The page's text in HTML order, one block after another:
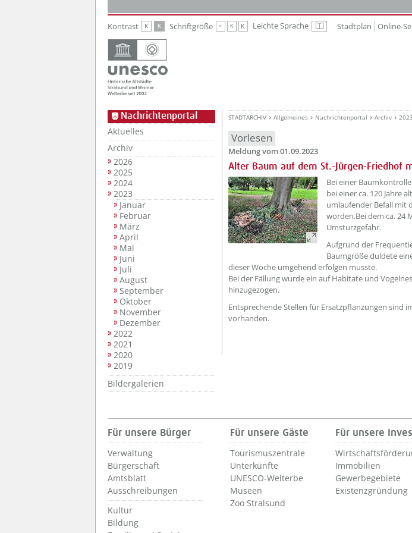
Kontrast K K Schriftgröße K K K Leichte Sprache Leichte Sprache
Stadtplan Online-
Nachrichtenportal
Aktuelles
Archiv
2026
2025
2024
2023
Januar
Februar
März
April
Mai
Juni
Juli
August
September
Oktober
November
Dezember
2022
2021
2020
2019
Bildergalerien
STADTARCHIV Allgemeines Nachrichtenportal Archiv 2023
Vorlesen
Meldung vom 01.09.2023
Alter Baum auf dem St.-Jürgen-Friedhof
???
Bei einer
bei einer ca. 120 Jahre
umlaufender Befall mit
worden.Bei dem ca. 24
Umsturzgefahr.
Aufgrund der
Baumgröße duldete
dieser Woche umgehend erfolgen musste.
Bei der Fällung wurde ein auf Habitate und
hinzugezogen.
Entsprechende Stellen für Ersatzpflanzungen sind
vorhanden.
Für unsere Bürger
Verwaltung
Bürgerschaft
Amtsblatt
Ausschreibungen
Kultur
Bildung
Für unsere Gäste
Tourismuszentrale
Unterkünfte
UNESCO-Welterbe
Museen
Zoo Stralsund
Für unsere
Immobilien
Gewerbegebiete
Existenzgründung